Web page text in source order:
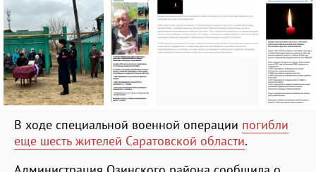
В ходе специальной военной операции погибли
еще шесть жителей Саратовской области.